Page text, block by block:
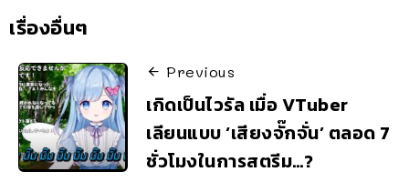
เรื่องอื่นๆ
Previous
เกิดเป็นไวรัล เมื่อ VTuber
เลียนแบบ ‘เสียงจั๊กจั่น’ ตลอด 7
ชั่วโมงในการสตรีม…?